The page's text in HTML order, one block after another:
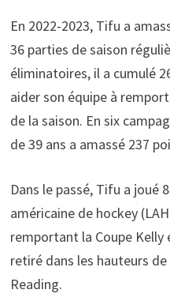
En 2022-2023, Tifu a
36 parties de saison
éliminatoires, il a cumulé
aider son équipe à
de la saison. En six
de 39 ans a amassé 237
Dans le passé, Tifu a joué
américaine de hockey
remportant la Coupe Kelly
retiré dans les hauteurs de
Reading.